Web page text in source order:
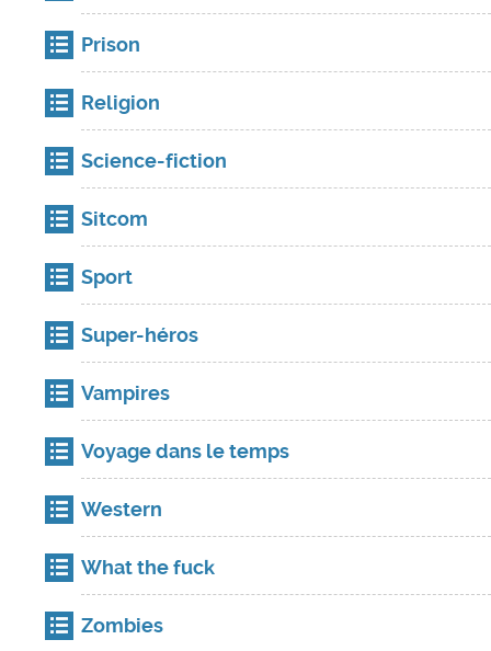
Prison
Religion
Science-fiction
Sitcom
Sport
Super-héros
Vampires
Voyage dans le temps
Western
What the fuck
Zombies